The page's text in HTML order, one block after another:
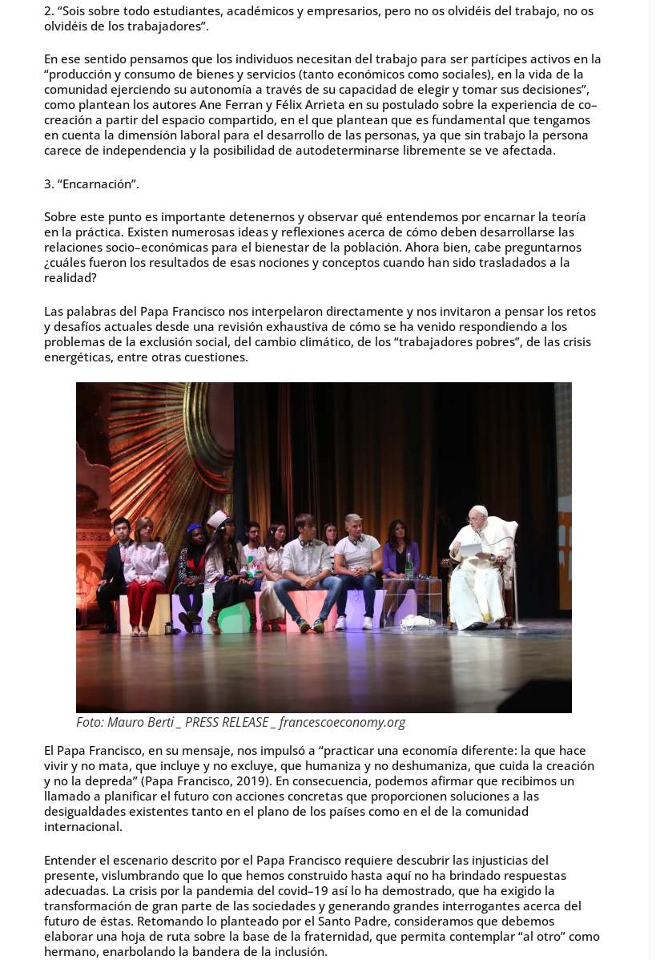
2. “Sois sobre todo estudiantes, académicos y empresarios, pero no os olvidéis del trabajo, no os
olvidéis de los trabajadores”.
En ese sentido pensamos que los individuos necesitan del trabajo para ser partícipes activos en la
“producción y consumo de bienes y servicios (tanto económicos como sociales), en la vida de la
comunidad ejerciendo su autonomía a través de su capacidad de elegir y tomar sus decisiones”,
como plantean los autores Ane Ferran y Félix Arrieta en su postulado sobre la experiencia de co–
creación a partir del espacio compartido, en el que plantean que es fundamental que tengamos
en cuenta la dimensión laboral para el desarrollo de las personas, ya que sin trabajo la persona
carece de independencia y la posibilidad de autodeterminarse libremente se ve afectada.
3. “Encarnación”.
Sobre este punto es importante detenernos y observar qué entendemos por encarnar la teoría
en la práctica. Existen numerosas ideas y reflexiones acerca de cómo deben desarrollarse las
relaciones socio–económicas para el bienestar de la población. Ahora bien, cabe preguntarnos
¿cuáles fueron los resultados de esas nociones y conceptos cuando han sido trasladados a la
realidad?
Las palabras del Papa Francisco nos interpelaron directamente y nos invitaron a pensar los retos
y desafíos actuales desde una revisión exhaustiva de cómo se ha venido respondiendo a los
problemas de la exclusión social, del cambio climático, de los “trabajadores pobres”, de las crisis
energéticas, entre otras cuestiones.
Foto: Mauro Berti _ PRESS RELEASE _ francescoeconomy.org
El Papa Francisco, en su mensaje, nos impulsó a “practicar una economía diferente: la que hace
vivir y no mata, que incluye y no excluye, que humaniza y no deshumaniza, que cuida la creación
y no la depreda” (Papa Francisco, 2019). En consecuencia, podemos afirmar que recibimos un
llamado a planificar el futuro con acciones concretas que proporcionen soluciones a las
desigualdades existentes tanto en el plano de los países como en el de la comunidad
internacional.
Entender el escenario descrito por el Papa Francisco requiere descubrir las injusticias del
presente, vislumbrando que lo que hemos construido hasta aquí no ha brindado respuestas
adecuadas. La crisis por la pandemia del covid–19 así lo ha demostrado, que ha exigido la
transformación de gran parte de las sociedades y generando grandes interrogantes acerca del
futuro de éstas. Retomando lo planteado por el Santo Padre, consideramos que debemos
elaborar una hoja de ruta sobre la base de la fraternidad, que permita contemplar “al otro” como
hermano, enarbolando la bandera de la inclusión.